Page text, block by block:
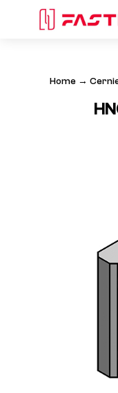
Home→